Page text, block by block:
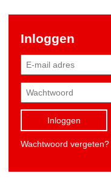
Inloggen
Inloggen
Wachtwoord vergeten?